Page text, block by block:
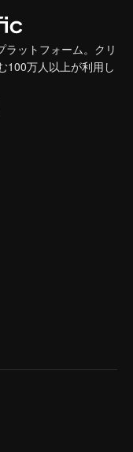
ットフォーム。クリ
100万人以上が利用し